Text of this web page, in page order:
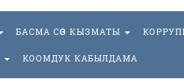
БАСМА СӨЗ КЫЗМАТЫ
КООМДУК КАБЫЛДАМА